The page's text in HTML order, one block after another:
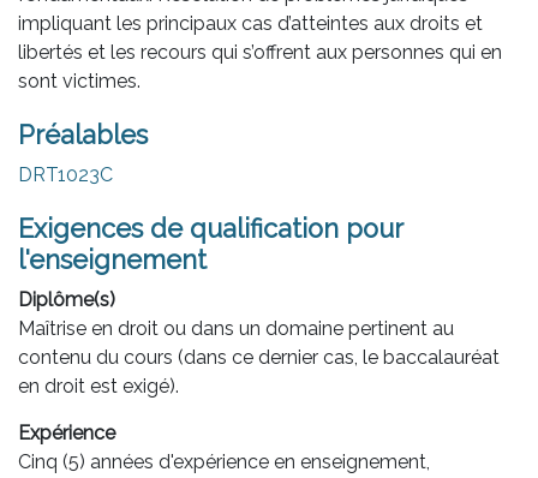
impliquant les principaux cas d’atteintes aux droits et
libertés et les recours qui s’offrent aux personnes qui en
sont victimes.
Préalables
DRT1023C
Exigences de qualification pour
l'enseignement
Diplôme(s)
Maîtrise en droit ou dans un domaine pertinent au
contenu du cours (dans ce dernier cas, le baccalauréat
en droit est exigé).
Expérience
Cinq (5) années d'expérience en enseignement,